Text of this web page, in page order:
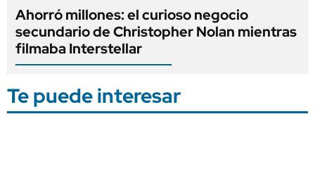
Ahorró millones: el curioso negocio
secundario de Christopher Nolan mientras
filmaba Interstellar
Te puede interesar